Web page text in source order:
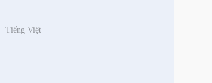
Tiếng Việt